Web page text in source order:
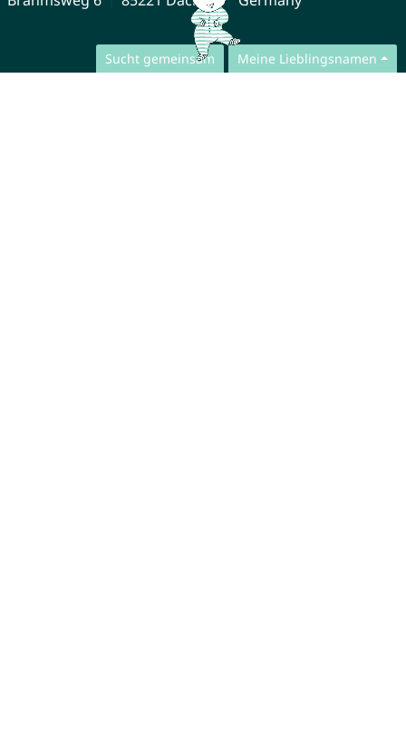
Sucht gemeinsam Meine Lieblingsnamen